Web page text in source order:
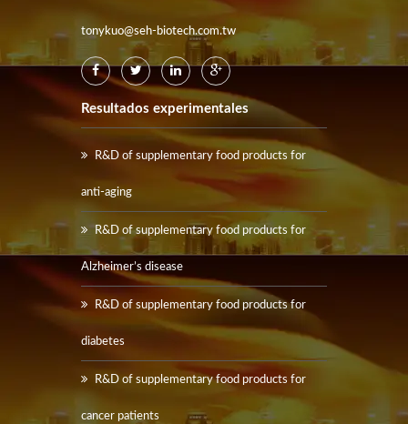
tonykuo@seh-biotech.com.tw
Resultados experimentales
R&D of supplementary food products for
anti-aging
R&D of supplementary food products for
Alzheimer’s disease
R&D of supplementary food products for
diabetes
R&D of supplementary food products for
cancer patients